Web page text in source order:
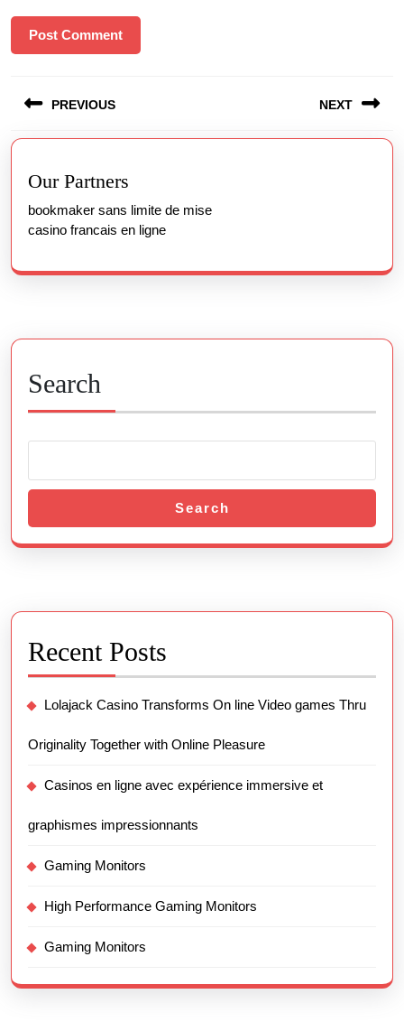
navigation
PREVIOUS
Previous
post:
NEXT
Our Partners
bookmaker sans limite de mise
casino francais en ligne
Search
Search
Recent Posts
Lolajack Casino Transforms On line Video games Thru
Originality Together with Online Pleasure
Casinos en ligne avec expérience immersive et
graphismes impressionnants
Gaming Monitors
High Performance Gaming Monitors
Gaming Monitors